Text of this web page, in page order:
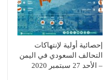
إحصائية أولية لإنتهاكات
التحالف السعودي في اليمن
– الأحد 27 سبتمبر 2020